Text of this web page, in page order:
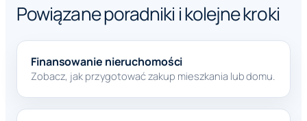
Powiązane poradniki i kolejne kroki
Finansowanie nieruchomości
Zobacz, jak przygotować zakup mieszkania lub domu.